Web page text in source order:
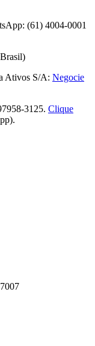
(61) 4004-0001
Ativos S/A: Negocie
3125. Clique